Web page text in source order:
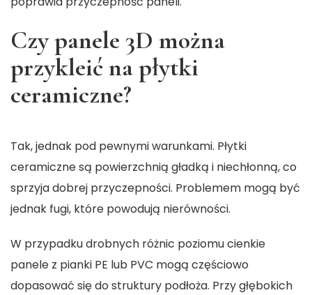
Czy panele 3D można
przykleić na płytki
ceramiczne?
Tak, jednak pod pewnymi warunkami. Płytki
ceramiczne są powierzchnią gładką i niechłonną, co
sprzyja dobrej przyczepności. Problemem mogą być
jednak fugi, które powodują nierówności.
W przypadku drobnych różnic poziomu cienkie
panele z pianki PE lub PVC mogą częściowo
dopasować się do struktury podłoża. Przy głębokich